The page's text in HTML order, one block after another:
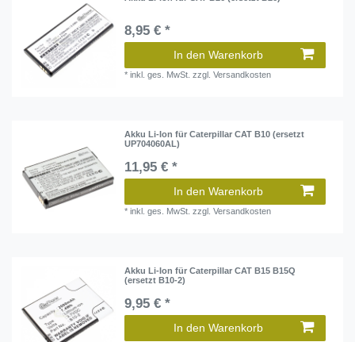
8,95 € *
In den Warenkorb
*inkl. ges. MwSt. zzgl.Versandkosten
Akku Li-Ion für Caterpillar CAT B10 (ersetzt
UP704060AL)
11,95 € *
In den Warenkorb
*inkl. ges. MwSt. zzgl.Versandkosten
Akku Li-Ion für Caterpillar CAT B15 B15Q
(ersetzt B10-2)
9,95 € *
In den Warenkorb